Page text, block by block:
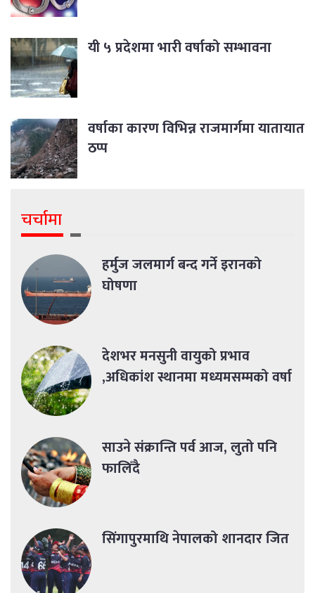
यी ५ प्रदेशमा भारी वर्षाको सम्भावना
वर्षाका कारण विभिन्न राजमार्गमा यातायात
ठप्प
चर्चामा
हर्मुज जलमार्ग बन्द गर्ने इरानको
घोषणा
देशभर मनसुनी वायुको प्रभाव
,अधिकांश स्थानमा मध्यमसम्मको वर्षा
साउने संक्रान्ति पर्व आज, लुतो पनि
फालिँदै
सिंगापुरमाथि नेपालको शानदार जित